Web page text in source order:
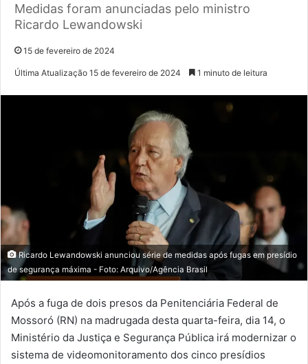
Medidas foram anunciadas pelo ministro
Ricardo Lewandowski
15 de fevereiro de 2024
Última Atualização 15 de fevereiro de 2024 1 minuto de leitura
Ricardo Lewandowski anunciou série de medidas após fugas em presídio
de segurança máxima - Foto: Arquivo/Agência Brasil
Após a fuga de dois presos da Penitenciária Federal de
Mossoró (RN) na madrugada desta quarta-feira, dia 14, o
Ministério da Justiça e Segurança Pública irá modernizar o
sistema de videomonitoramento dos cinco presídios